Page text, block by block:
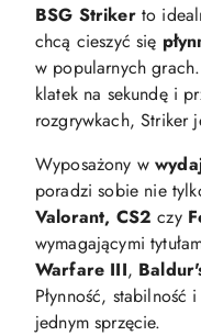
BSG Strikerto
chcą cieszyć się
w popularnych
klatek na sekundę i
rozgrywkach, Striker
Wyposażony w
poradzi sobie nie
Valorant, CS2 czy
wymagającymi
Warfare III,
Płynność, stabilność
jednym sprzęcie.